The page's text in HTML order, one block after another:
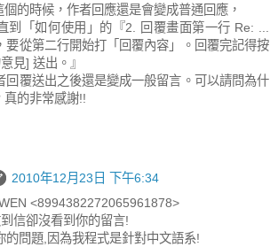
的時候，作者回應還是會變成普通回應，
到「如何使用」的『2. 回覆畫面第一行 Re: ...
要從第二行開始打「回覆內容」。回覆完記得按
見] 送出。』
回覆送出之後還是變成一般留言。可以請問為什
真的非常感謝!!
2010年12月23日 下午6:34
<8994382272065961878>
信卻沒看到你的留言!
的問題,因為我程式是針對中文語系!